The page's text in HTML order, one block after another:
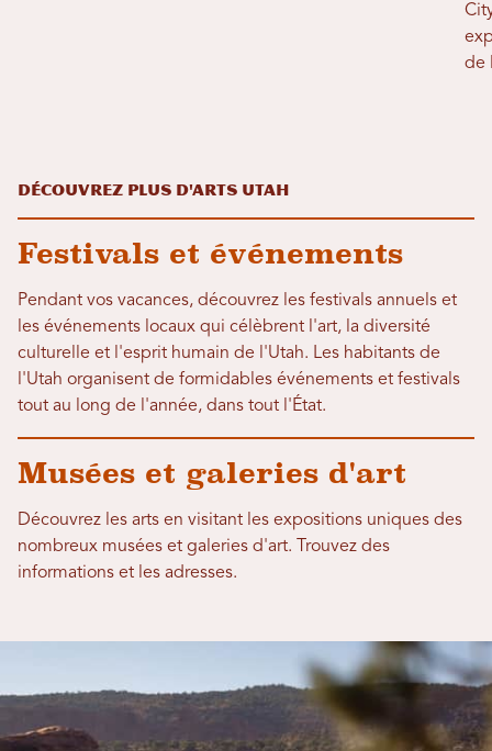
de
Découvrez plus d'arts Utah
Festivals et événements
Pendant vos vacances, découvrez les festivals annuels et
les événements locaux qui célèbrent l'art, la diversité
culturelle et l'esprit humain de l'Utah. Les habitants de
l'Utah organisent de formidables événements et festivals
tout au long de l'année, dans tout l'État.
Musées et galeries d'art
Découvrez les arts en visitant les expositions uniques des
nombreux musées et galeries d'art. Trouvez des
informations et les adresses.